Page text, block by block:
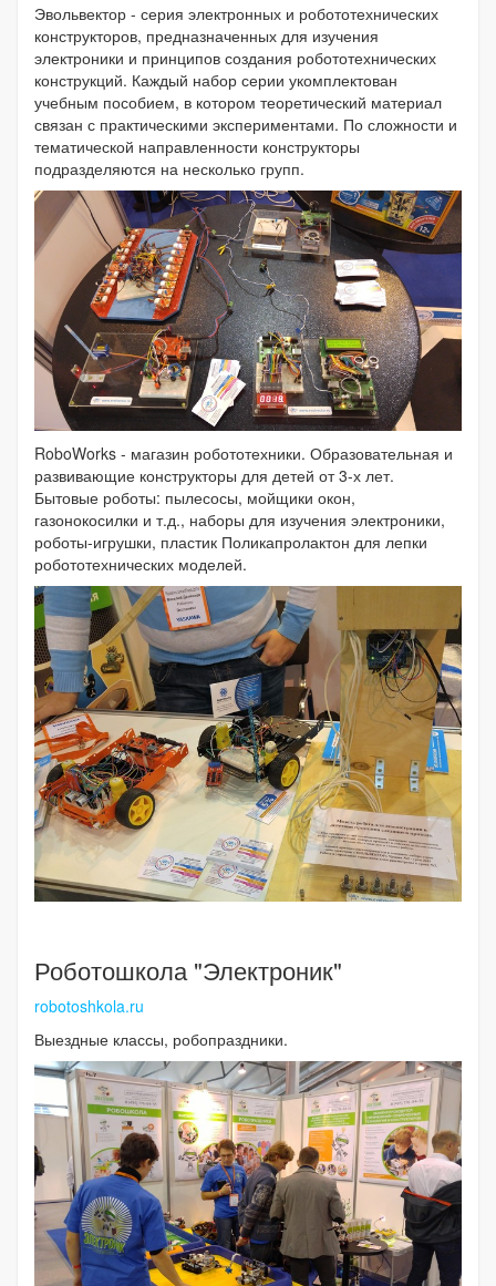
Эвольвектор - серия электронных и робототехнических
конструкторов, предназначенных для изучения
электроники и принципов создания робототехнических
конструкций. Каждый набор серии укомплектован
учебным пособием, в котором теоретический материал
связан с практическими экспериментами. По сложности и
тематической направленности конструкторы
подразделяются на несколько групп.
RoboWorks - магазин робототехники. Образовательная и
развивающие конструкторы для детей от 3-х лет.
Бытовые роботы: пылесосы, мойщики окон,
газонокосилки и т.д., наборы для изучения электроники,
роботы-игрушки, пластик Поликапролактон для лепки
робототехнических моделей.
Роботошкола "Электроник"
robotoshkola.ru
Выездные классы, робопраздники.